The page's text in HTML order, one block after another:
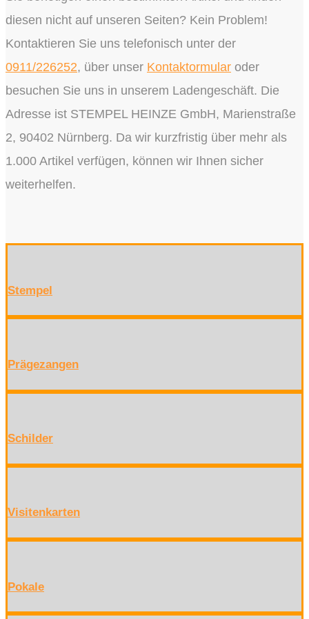
diesen nicht auf unseren Seiten? Kein Problem!
Kontaktieren Sie uns telefonisch unter der
0911/226252, über unser Kontaktormular oder
besuchen Sie uns in unserem Ladengeschäft. Die
Adresse ist STEMPEL HEINZE GmbH, Marienstraße
2, 90402 Nürnberg. Da wir kurzfristig über mehr als
1.000 Artikel verfügen, können wir Ihnen sicher
weiterhelfen.
Stempel
Prägezangen
Schilder
Visitenkarten
Pokale